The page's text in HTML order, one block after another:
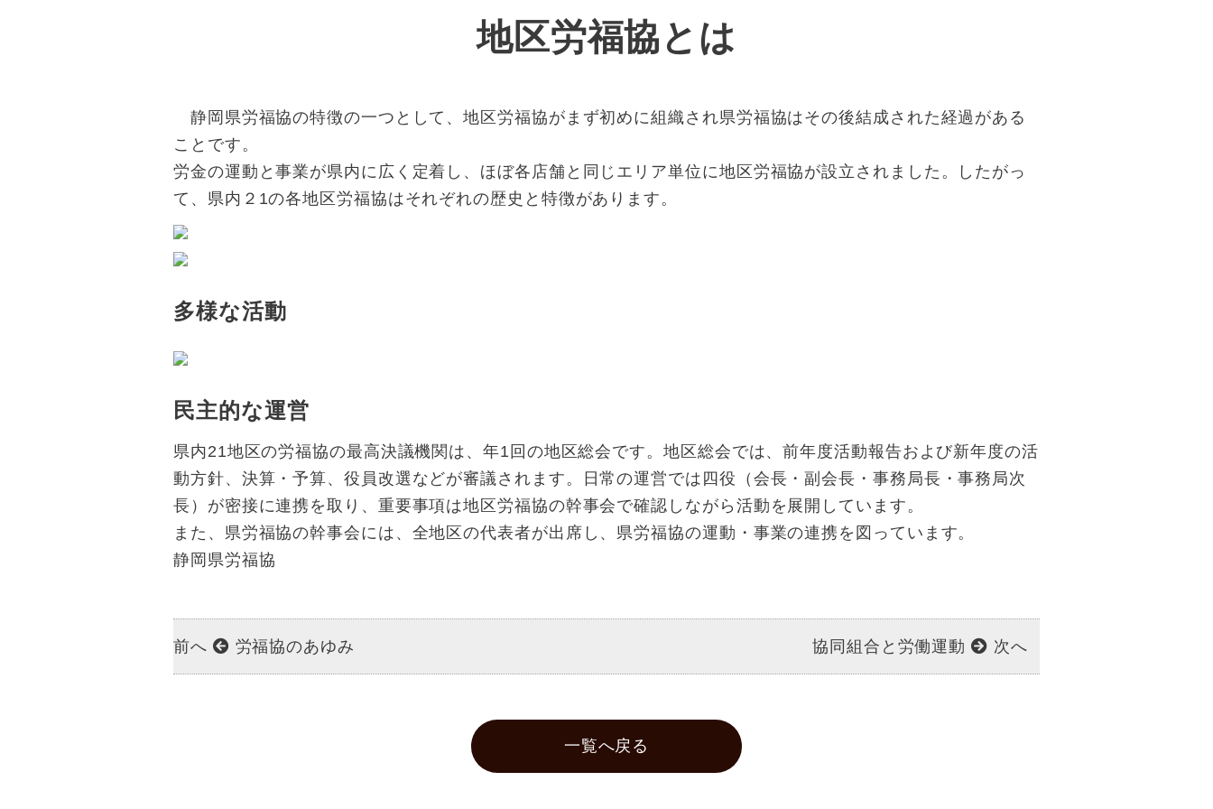
地区労福協とは
静岡県労福協の特徴の一つとして、地区労福協がまず初めに組織され県労福協はその後結成された経過がある
ことです。
労金の運動と事業が県内に広く定着し、ほぼ各店舗と同じエリア単位に地区労福協が設立されました。したがっ
て、県内２1の各地区労福協はそれぞれの歴史と特徴があります。
多様な活動
民主的な運営
県内21地区の労福協の最高決議機関は、年1回の地区総会です。地区総会では、前年度活動報告および新年度の活
動方針、決算・予算、役員改選などが審議されます。日常の運営では四役（会長・副会長・事務局長・事務局次
長）が密接に連携を取り、重要事項は地区労福協の幹事会で確認しながら活動を展開しています。
また、県労福協の幹事会には、全地区の代表者が出席し、県労福協の運動・事業の連携を図っています。
静岡県労福協
前へ 労福協のあゆみ 協同組合と労働運動 次へ
一覧へ戻る